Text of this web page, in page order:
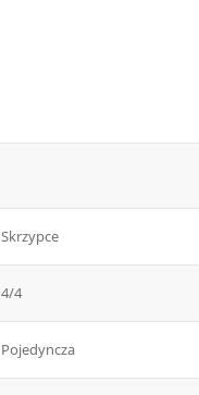
Skrzypce
4/4
Pojedyncza